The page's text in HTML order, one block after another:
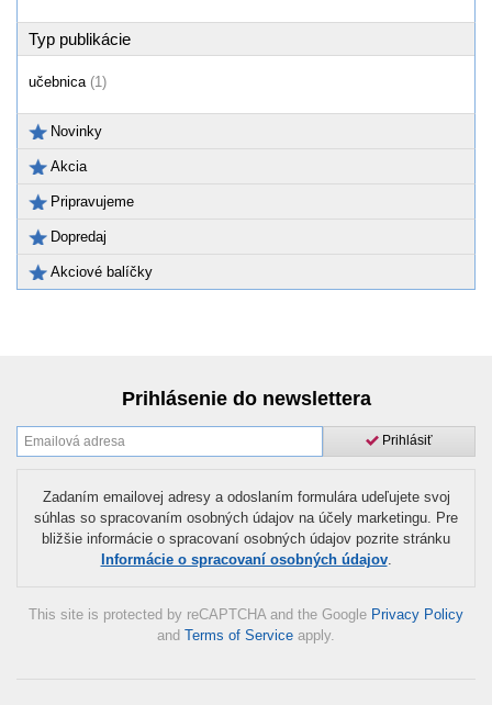
Typ publikácie
učebnica (1)
Novinky
Akcia
Pripravujeme
Dopredaj
Akciové balíčky
Prihlásenie do newslettera
Prihlásiť
Zadaním emailovej adresy a odoslaním formulára udeľujete svoj
súhlas so spracovaním osobných údajov na účely marketingu. Pre
bližšie informácie o spracovaní osobných údajov pozrite stránku
Informácie o spracovaní osobných údajov.
This site is protected by reCAPTCHA and the Google Privacy Policy
and Terms of Service apply.